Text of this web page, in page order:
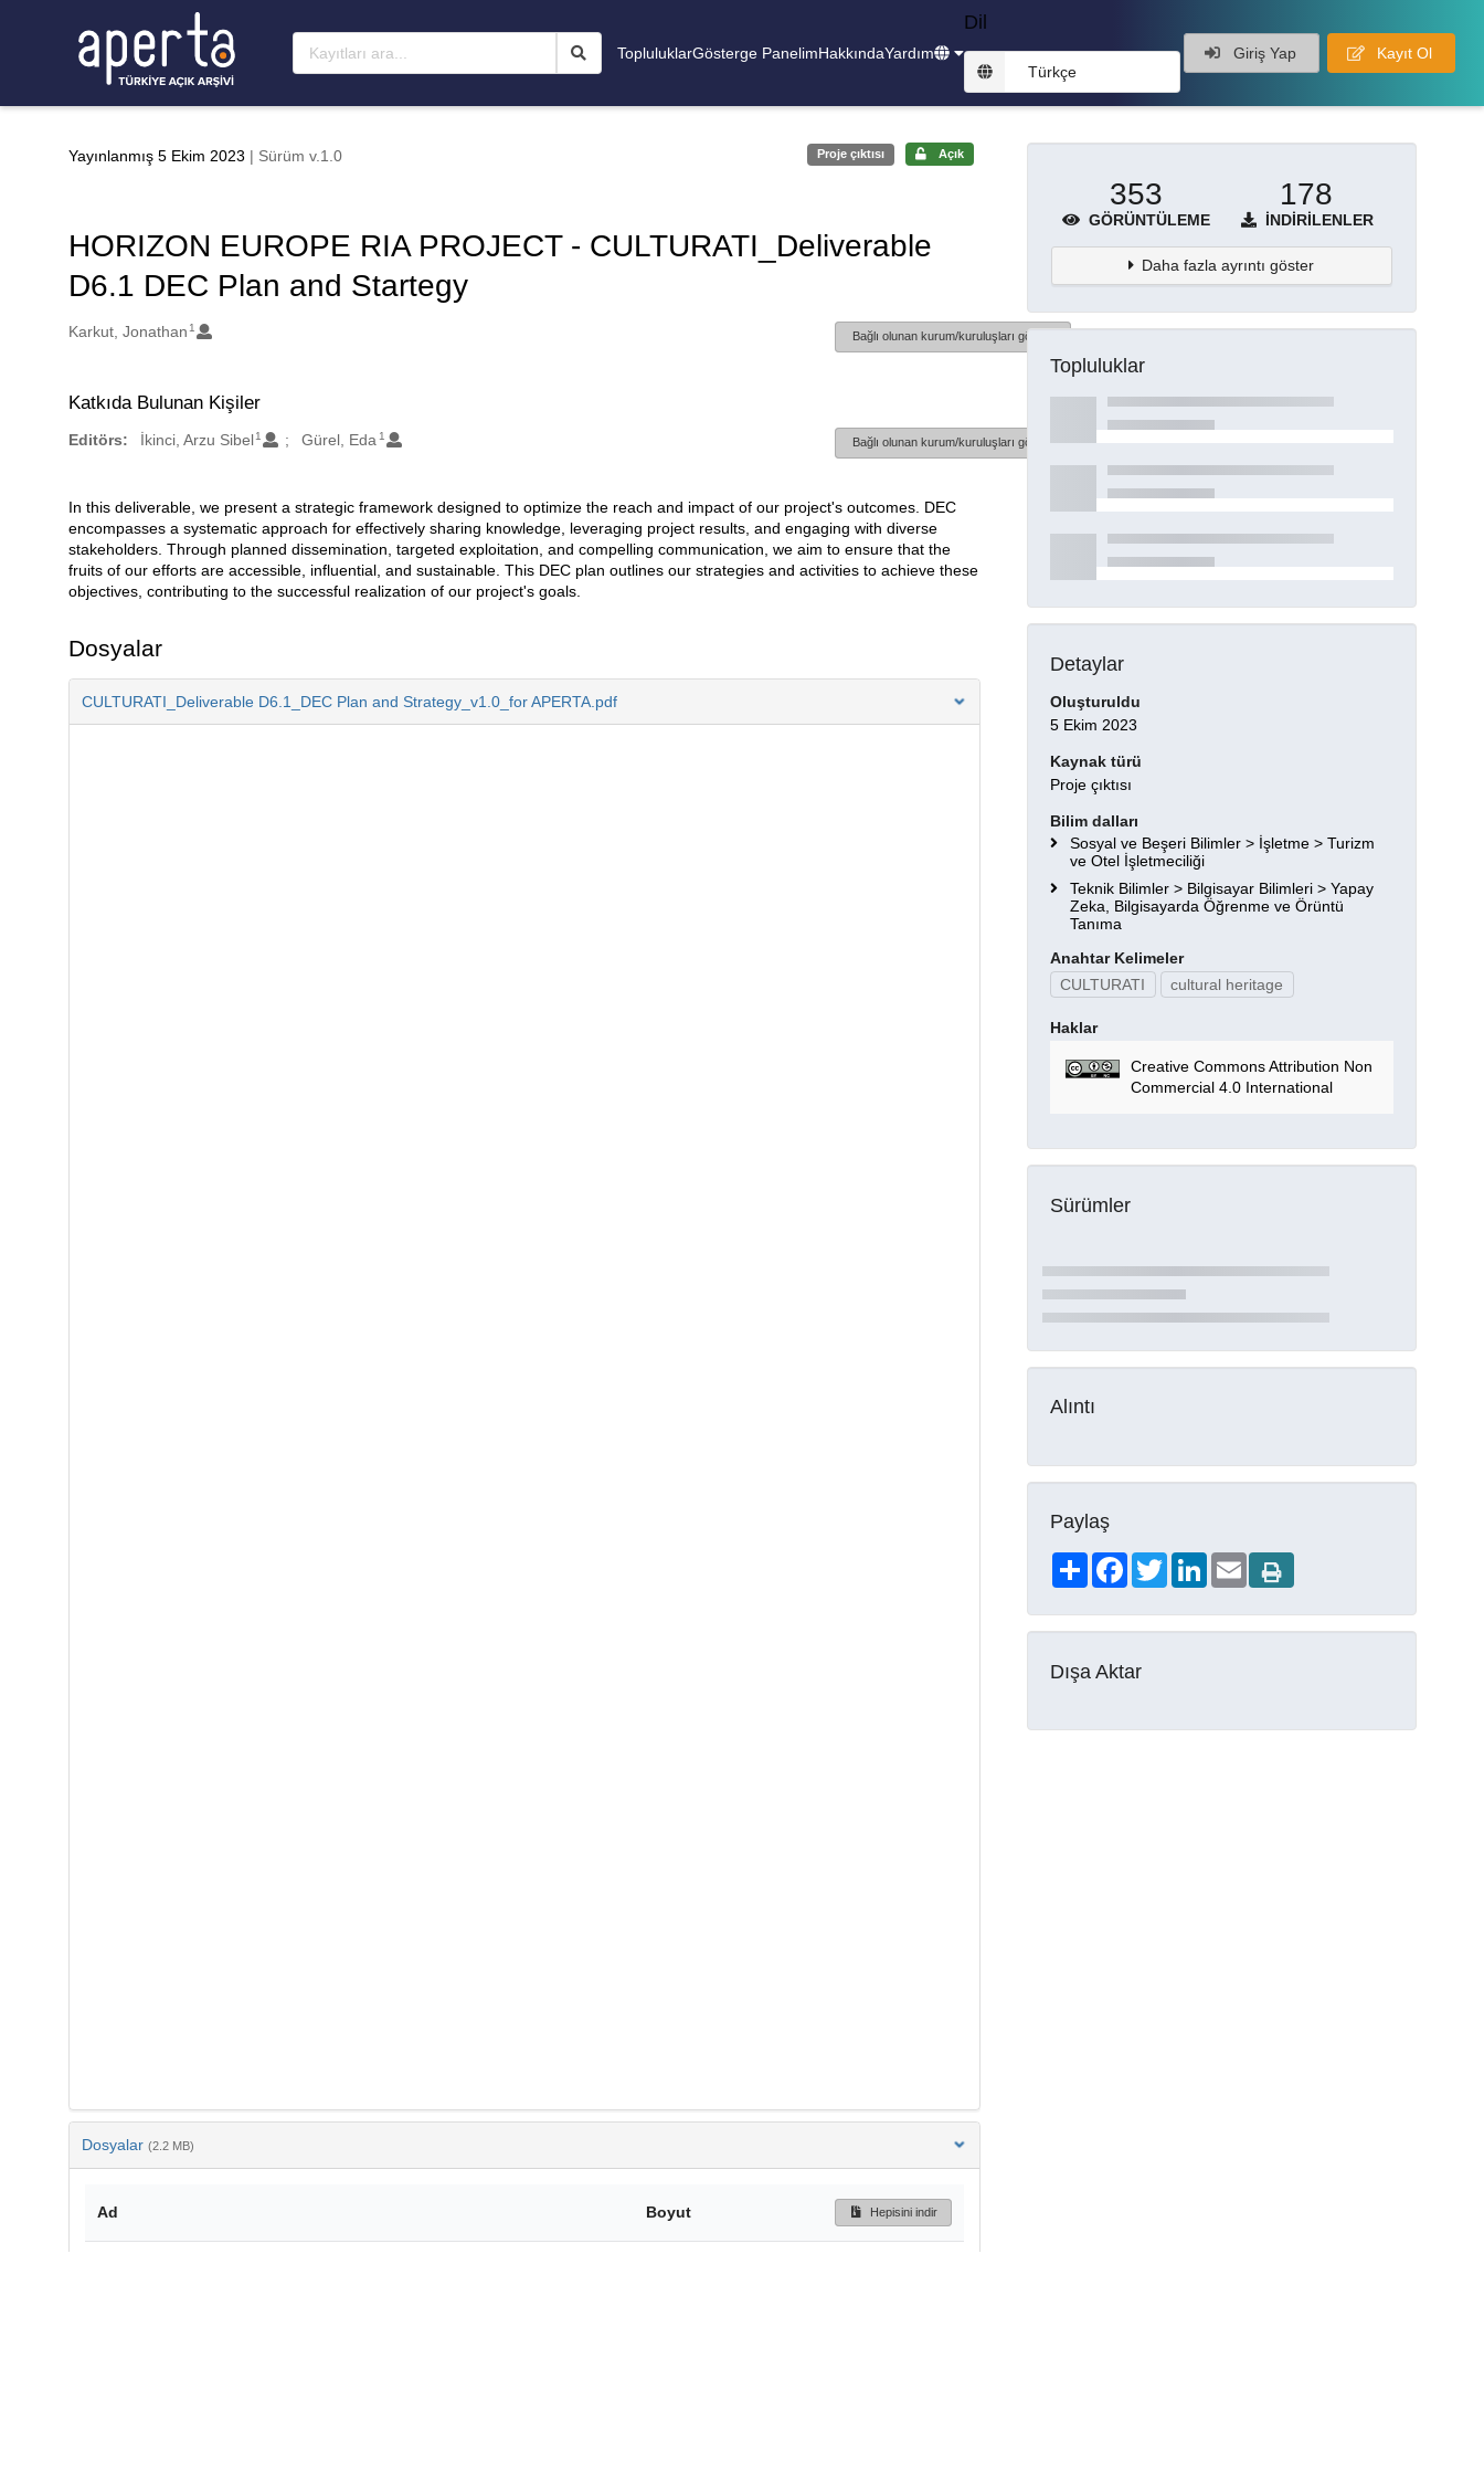
TopluluklarGösterge PanelimHakkındaYardım
Dil
Türkçe
Giriş Yap Kayıt Ol
Yayınlanmış 5 Ekim 2023 | Sürüm v.1.0 Proje çıktısı Açık
HORIZON EUROPE RIA PROJECT - CULTURATI_Deliverable
D6.1 DEC Plan and Startegy
Oluşturanlar
Karkut, Jonathan 1
Bağlı olunan kurum/kuruluşları göster
Katkıda Bulunan Kişiler
Editörs: İkinci, Arzu Sibel 1 Gürel, Eda 1 Bağlı olunan kurum/kuruluşları göster
Açıklama
In this deliverable, we present a strategic framework designed to optimize the reach and impact of our project's outcomes. DEC
encompasses a systematic approach for effectively sharing knowledge, leveraging project results, and engaging with diverse
stakeholders. Through planned dissemination, targeted exploitation, and compelling communication, we aim to ensure that the
fruits of our efforts are accessible, influential, and sustainable. This DEC plan outlines our strategies and activities to achieve these
objectives, contributing to the successful realization of our project's goals.
Dosyalar
CULTURATI_Deliverable D6.1_DEC Plan and Strategy_v1.0_for APERTA.pdf
Dosyalar (2.2 MB)
Ad Boyut Hepisini indir
353
GÖRÜNTÜLEME
178
İNDIRILENLER
Daha fazla ayrıntı göster
Topluluklar
Detaylar
Oluşturuldu
5 Ekim 2023
Kaynak türü
Proje çıktısı
Bilim dalları
Sosyal ve Beşeri Bilimler > İşletme > Turizm
ve Otel İşletmeciliği
Teknik Bilimler > Bilgisayar Bilimleri > Yapay
Zeka, Bilgisayarda Öğrenme ve Örüntü
Tanıma
Anahtar Kelimeler
CULTURATI
cultural heritage
Haklar
Creative Commons Attribution Non
Commercial 4.0 International
Sürümler
Alıntı
Paylaş
ShareFacebookTwitterLinkedIn
Email
Dışa Aktar